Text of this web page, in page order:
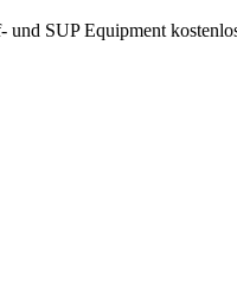
SUP Equipment